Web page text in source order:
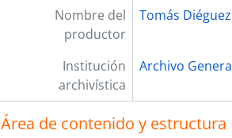
Nombre del
productor
Tomás Diéguez
Institución
archivística
Archivo
Área de contenido y estructura